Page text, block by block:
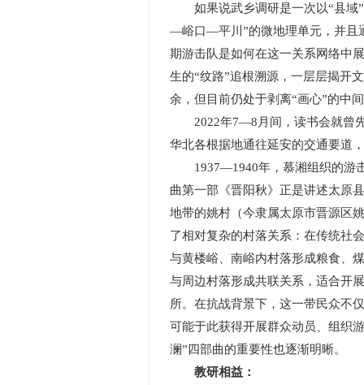
如果说武乡调研是一次以“县域”
—峪口—平川”的微地理单元，并且
期游击队是如何在这一关系网络中
生的“纹路”追根溯源，一层层揭开
余，但目前仍处于剥离“画心”的中
2022年7—8月间，读书会就曾先
华北各根据地通往延安的交通要道
1937—1940年，慕湘组织的游击
曲第一部《晋阳秋》正是讲述太原
地带的姚村（今隶属太原市晋源区
了相对复杂的村落关系：在传统社
与黄楼峪、南峪内村落形成粮食、
与周边村落形成共联关系，适合开
所。在抗战背景下，这一带民众不
可能于此获得开展群众动员、组织
澜”四部曲的重要性也逐渐明晰。
教研相益：